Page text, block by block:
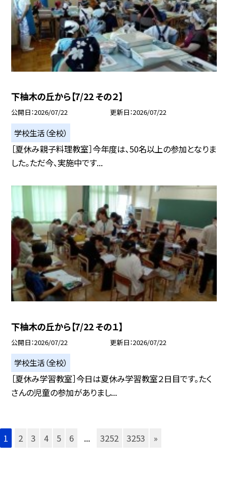
下柚木の丘から【7/22 その２】
公開日 2026/07/22 更新日 2026/07/22
学校生活（全校）
［夏休み親子料理教室］今年度は、50名以上の参加となりま
した。ただ今、実施中です...
下柚木の丘から【7/22 その１】
公開日 2026/07/22 更新日 2026/07/22
学校生活（全校）
［夏休み学習教室］今日は夏休み学習教室２日目です。たく
さんの児童の参加がありまし...
1 2 3 4 5 6 ... 3252 3253 »